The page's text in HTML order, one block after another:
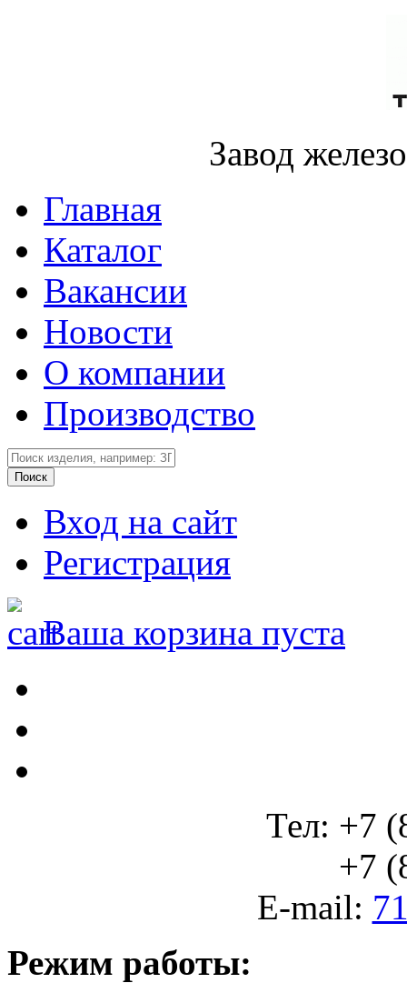
Завод
Главная
Каталог
Вакансии
Новости
О компании
Производство
Вход на сайт
Регистрация
Ваша корзина пуста
Тел: +7
+7
E-mail:
Режим работы: